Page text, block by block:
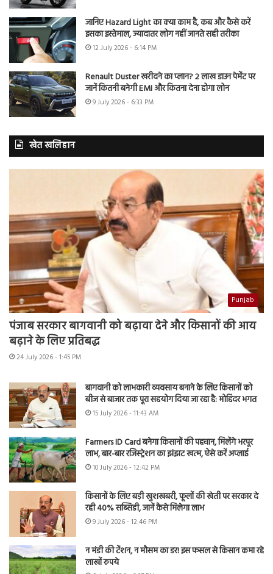
जानिए Hazard Light का क्या काम है, कब और कैसे करें
इसका इस्तेमाल, ज्यादातर लोग नहीं जानते सही तरीका
12 July 2026 - 6:14 PM
Renault Duster खरीदने का प्लान? 2 लाख डाउन पेमेंट पर
जानें कितनी बनेगी EMI और कितना देना होगा लोन
9 July 2026 - 6:33 PM
खेत खलिहान
Punjab
पंजाब सरकार बागवानी को बढ़ावा देने और किसानों की आय
बढ़ाने के लिए प्रतिबद्ध
24 July 2026 - 1:45 PM
बागवानी को लाभकारी व्यवसाय बनाने के लिए किसानों को
बीज से बाजार तक पूरा सहयोग दिया जा रहा है: मोहिंदर भगत
15 July 2026 - 11:43 AM
Farmers ID Card बनेगा किसानों की पहचान, मिलेंगे भरपूर
लाभ, बार-बार रजिस्ट्रेशन का झंझट खत्म, ऐसे करें अप्लाई
10 July 2026 - 12:42 PM
किसानों के लिए बड़ी खुशखबरी, फूलों की खेती पर सरकार दे
रही 40% सब्सिडी, जानें कैसे मिलेगा लाभ
9 July 2026 - 12:46 PM
न मंडी की टेंशन, न मौसम का डर! इस फसल से किसान कमा रहे
लाखों रुपये